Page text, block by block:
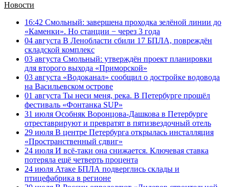
Новости
16:42 Смольный: завершена проходка зелёной линии до
«Каменки». Но станции − через 3 года
04 августа В Ленобласти сбили 17 БПЛА, повреждён
складской комплекс
03 августа Смольный: утверждён проект планировки
для второго выхода «Приморской»
03 августа «Водоканал» сообщил о достройке водовода
на Васильевском острове
01 августа Ты неси меня, река. В Петербурге прошёл
фестиваль «Фонтанка SUP»
31 июля Особняк Воронцова-Дашкова в Петербурге
отреставрируют и превратят в пятизвездочный отель
29 июля В центре Петербурга открылась инсталляция
«Пространственный сдвиг»
24 июля И всё-таки она снижается. Ключевая ставка
потеряла ещё четверть процента
24 июля Атаке БПЛА подверглись склады и
птицефабрика в регионе